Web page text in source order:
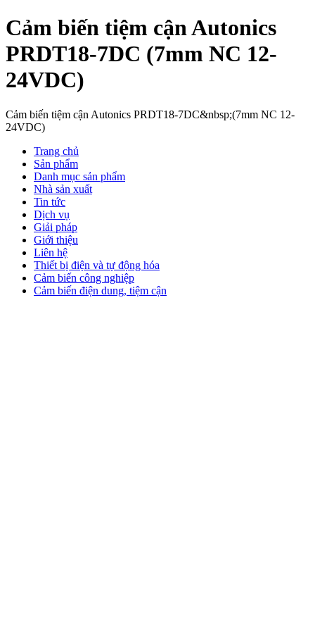
Cảm biến tiệm cận Autonics
PRDT18-7DC (7mm NC 12-
24VDC)
Cảm biến tiệm cận Autonics PRDT18-7DC&nbsp;(7mm NC 12-
24VDC)
Trang chủ
Sản phẩm
Danh mục sản phẩm
Nhà sản xuất
Tin tức
Dịch vụ
Giải pháp
Giới thiệu
Liên hệ
Thiết bị điện và tự động hóa
Cảm biến công nghiệp
Cảm biến điện dung, tiệm cận